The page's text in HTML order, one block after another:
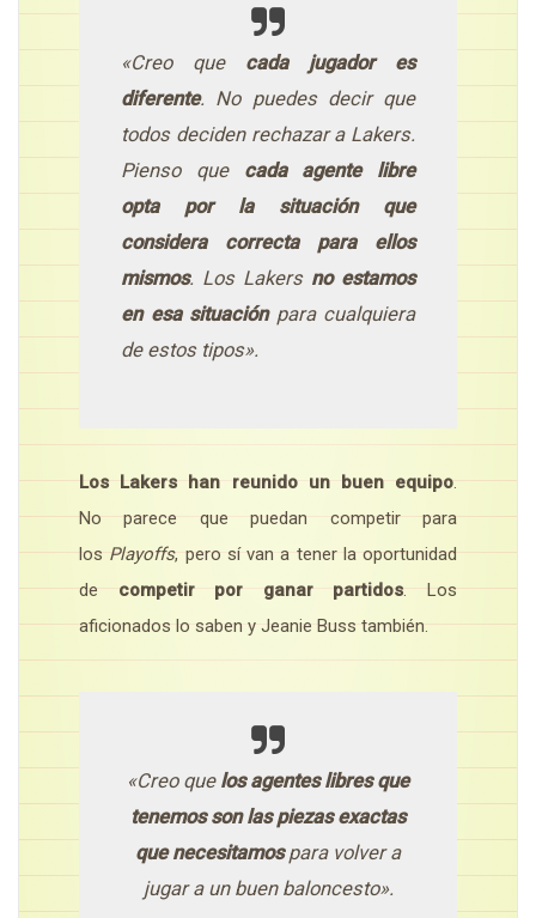
«Creo que cada jugador es
diferente. No puedes decir que
todos deciden rechazar a Lakers.
Pienso que cada agente libre
opta por la situación que
considera correcta para ellos
mismos. Los Lakers no estamos
en esa situaciónpara cualquiera
de estos tipos».
Los Lakers han reunido un buen equipo.
No parece que puedan competir para
los Playoffs, pero sí van a tener la oportunidad
de competir por ganar partidos. Los
aficionados lo saben y Jeanie Buss también.
«Creo que los agentes libres que
tenemos son las piezas exactas
que necesitamospara volver a
jugar a un buen baloncesto».